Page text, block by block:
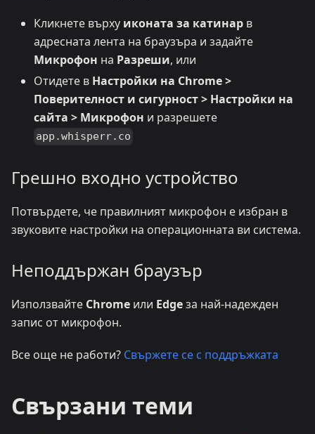
Кликнете върху иконата за катинар в
адресната лента на браузъра и задайте
Микрофон на Разреши, или
Отидете в Настройки на Chrome >
Поверителност и сигурност > Настройки на
сайта > Микрофон и разрешете
app.whisperr.co
Грешно входно устройство
Потвърдете, че правилният микрофон е избран в
звуковите настройки на операционната ви система.
Неподдържан браузър
Използвайте Chrome или Edgeза най-надежден
запис от микрофон.
Все още не работи? Свържете се с поддръжката
Свързани теми